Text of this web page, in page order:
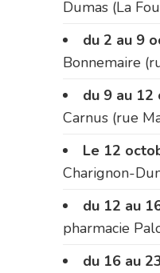
Dumas (La
du 2 au 9
Bonnemaire
du 9 au 12
Carnus (rue
Le 12
Charignon-
du 12 au
pharmacie
du 16 au